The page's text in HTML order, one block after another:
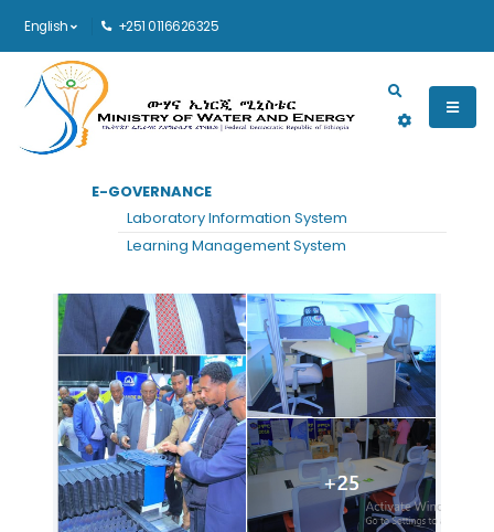
English +251 0116626325
Main navigation
E-GOVERNANCE
Laboratory Information System
Learning Management System